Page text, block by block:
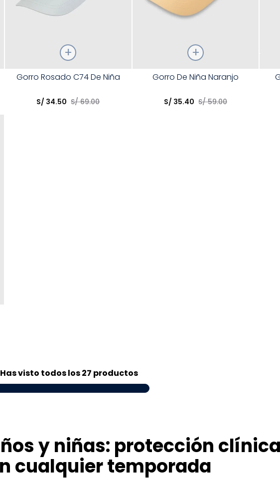
TallaGorro Rosado C74 De Niña
S/ 34.50 S/ 69.00
Gorro De Niña Naranjo
S/ 35.40 S/ 59.00
Talla
Has visto todos los27 productos
y niñas: protección
cualquier temporada